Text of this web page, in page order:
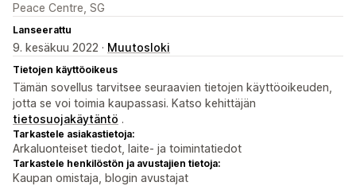
Peace Centre, SG
Lanseerattu
9. kesäkuu 2022 · Muutosloki
Tietojen käyttöoikeus
Tämän sovellus tarvitsee seuraavien tietojen käyttöoikeuden,
jotta se voi toimia kaupassasi. Katso kehittäjän
tietosuojakäytäntö .
Tarkastele asiakastietoja:
Arkaluonteiset tiedot, laite- ja toimintatiedot
Tarkastele henkilöstön ja avustajien tietoja:
Kaupan omistaja, blogin avustajat